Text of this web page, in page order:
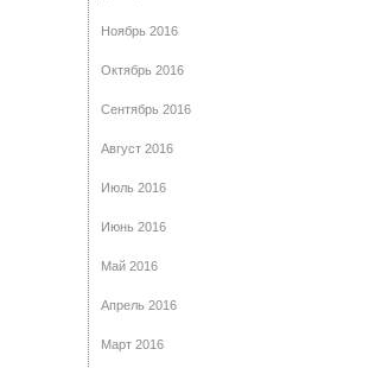
Ноябрь 2016
Октябрь 2016
Сентябрь 2016
Август 2016
Июль 2016
Июнь 2016
Май 2016
Апрель 2016
Март 2016